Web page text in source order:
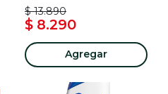
$ 13.890
$ 8.290
Agregar